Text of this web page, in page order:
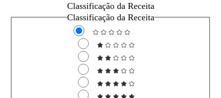
Classificação da Receita
Classificação da Receita